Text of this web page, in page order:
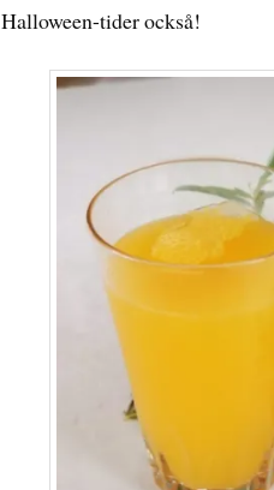
Halloween-tider också!